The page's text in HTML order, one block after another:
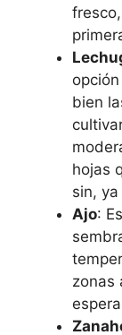
bien
hojas
sin,
Ajo:
zonas